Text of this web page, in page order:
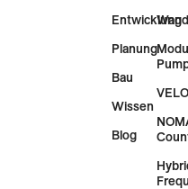
Entwicklung
Planung
Bau
Wissen
Blog